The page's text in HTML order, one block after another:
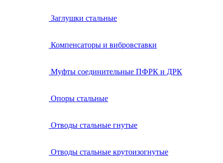
Заглушки стальные
Компенсаторы и вибровставки
Муфты соединительные ПФРК и ДРК
Опоры стальные
Отводы стальные гнутые
Отводы стальные крутоизогнутые